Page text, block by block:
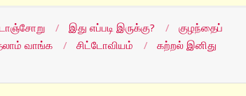
இது எப்படி இருக்கு?
குழந்தைப்
வாங்க சிட்டோவியம்
கற்றல் இனிது